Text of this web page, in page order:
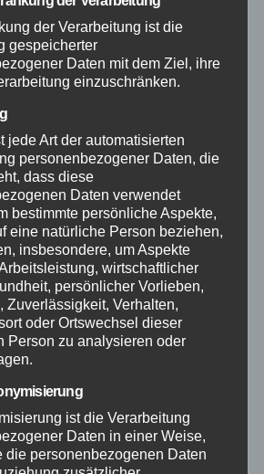
der Verarbeitung ist die
gespeicherter
Daten mit dem Ziel, ihre
einzuschränken.
jede Art der automatisierten
personenbezogener Daten, die
dass diese
Daten verwendet
bestimmte persönliche Aspekte,
eine natürliche Person beziehen,
insbesondere, um Aspekte
wirtschaftlicher
persönlicher Vorlieben,
Zuverlässigkeit, Verhalten,
oder Ortswechsel dieser
Person zu analysieren oder
ist die Verarbeitung
Daten in einer Weise,
die personenbezogenen Daten